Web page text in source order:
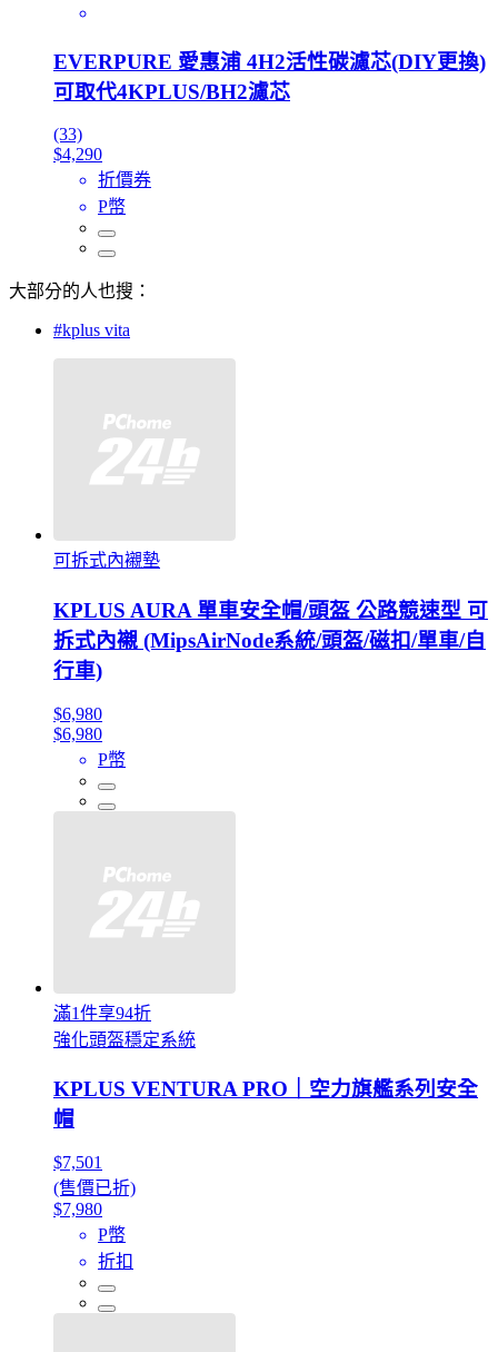
EVERPURE 愛惠浦 4H2活性碳濾芯(DIY更換)
可取代4KPLUS/BH2濾芯
(33)
$4,290
折價券
P幣
大部分的人也搜：
#kplus vita
可拆式內襯墊
KPLUS AURA 單車安全帽/頭盔 公路競速型 可
拆式內襯 (MipsAirNode系統/頭盔/磁扣/單車/自
行車)
$6,980
$6,980
P幣
滿1件享94折
強化頭盔穩定系統
KPLUS VENTURA PRO｜空力旗艦系列安全
帽
$7,501
(售價已折)
$7,980
P幣
折扣